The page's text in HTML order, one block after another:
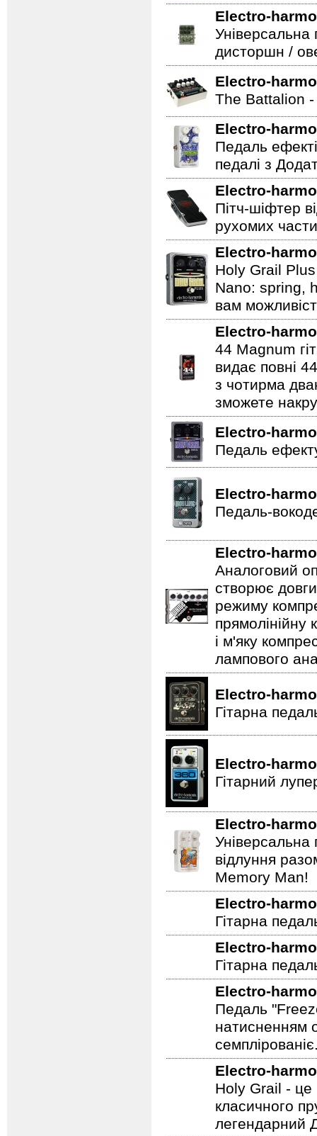
Electro-
Універсальна
дисторшн /
Electro-
The Battalion -
Electro-
Педаль
педалі з
Electro-
Пітч-шіфтер
рухомих
Electro-
Holy Grail Plus
Nano: spring,
вам
Electro-
44 Magnum
видає повні
з чотирма
зможете
Electro-
Педаль
Electro-
Педаль-
Electro-
Аналоговий
створює
режиму
прямолінійну
і м'яку
лампового
Electro-
Гітарна
Electro-
Гітарний
Electro-
Універсальна
відлуння
Memory Man!
Electro-
Гітарна
Electro-
Гітарна
Electro-
Педаль
натисненням
Electro-
Holy Grail - це